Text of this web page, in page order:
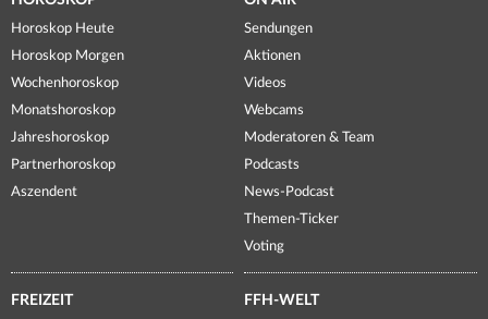
Horoskop Heute
Horoskop Morgen
Wochenhoroskop
Monatshoroskop
Jahreshoroskop
Partnerhoroskop
Aszendent
Sendungen
Aktionen
Videos
Webcams
Moderatoren & Team
Podcasts
News-Podcast
Themen-Ticker
Voting
FREIZEIT FFH-WELT